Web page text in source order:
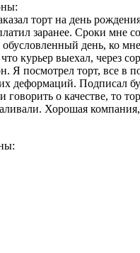
торт на день
заранее. Сроки мне
день, ко мне
курьер выехал, через
Я посмотрел торт, все в
деформаций. Подписал
говорить о качестве, то
Хорошая